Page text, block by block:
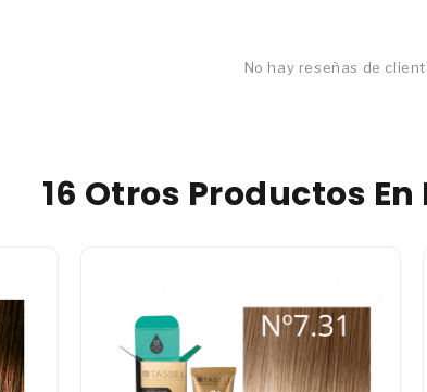
No hay reseñas de
16 Otros Productos